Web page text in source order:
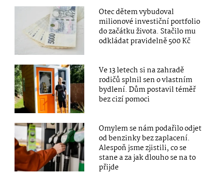
Otec dětem vybudoval
milionové investiční portfolio
do začátku života. Stačilo mu
odkládat pravidelně 500 Kč
Ve 13 letech si na zahradě
rodičů splnil sen o vlastním
bydlení. Dům postavil téměř
bez cizí pomoci
Omylem se nám podařilo odjet
od benzinky bez zaplacení.
Alespoň jsme zjistili, co se
stane a za jak dlouho se na to
přijde